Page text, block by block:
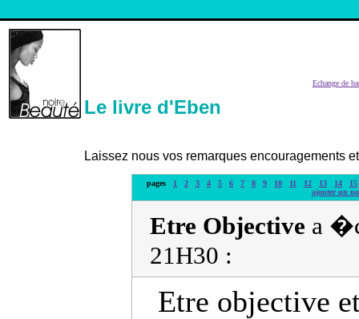
Echange de
Le livre d'Eben
Laissez nous vos remarques encouragements
pages 1 2 3 4 5 6 7 8 9 10 11 12 13 14
15
ajouter un
Etre Objective a
21H30 :
Etre objective